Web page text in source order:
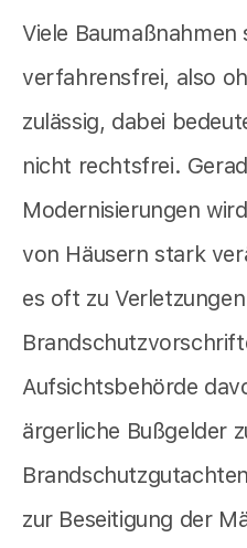
Viele Baumaßnahmen
verfahrensfrei, also
zulässig, dabei
nicht rechtsfrei.
Modernisierungen
von Häusern stark
es oft zu
Aufsichtsbehörde
ärgerliche Bußgelder
zur Beseitigung der